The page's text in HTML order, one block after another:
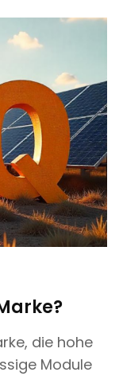
die hohe
Module